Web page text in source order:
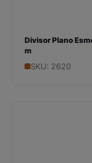
Divisor Plano
m
SKU: 2620